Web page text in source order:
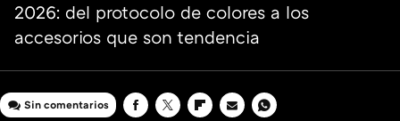
2026: del protocolo de colores a los
accesorios que son tendencia
Sin comentarios